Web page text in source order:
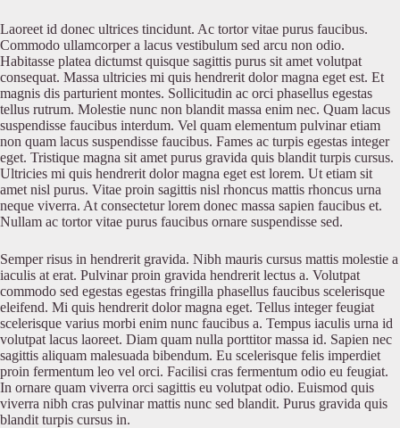
Laoreet id donec ultrices tincidunt. Ac tortor vitae purus faucibus.
Commodo ullamcorper a lacus vestibulum sed arcu non odio.
Habitasse platea dictumst quisque sagittis purus sit amet volutpat
consequat. Massa ultricies mi quis hendrerit dolor magna eget est. Et
magnis dis parturient montes. Sollicitudin ac orci phasellus egestas
tellus rutrum. Molestie nunc non blandit massa enim nec. Quam lacus
suspendisse faucibus interdum. Vel quam elementum pulvinar etiam
non quam lacus suspendisse faucibus. Fames ac turpis egestas integer
eget. Tristique magna sit amet purus gravida quis blandit turpis cursus.
Ultricies mi quis hendrerit dolor magna eget est lorem. Ut etiam sit
amet nisl purus. Vitae proin sagittis nisl rhoncus mattis rhoncus urna
neque viverra. At consectetur lorem donec massa sapien faucibus et.
Nullam ac tortor vitae purus faucibus ornare suspendisse sed.
Semper risus in hendrerit gravida. Nibh mauris cursus mattis molestie a
iaculis at erat. Pulvinar proin gravida hendrerit lectus a. Volutpat
commodo sed egestas egestas fringilla phasellus faucibus scelerisque
eleifend. Mi quis hendrerit dolor magna eget. Tellus integer feugiat
scelerisque varius morbi enim nunc faucibus a. Tempus iaculis urna id
volutpat lacus laoreet. Diam quam nulla porttitor massa id. Sapien nec
sagittis aliquam malesuada bibendum. Eu scelerisque felis imperdiet
proin fermentum leo vel orci. Facilisi cras fermentum odio eu feugiat.
In ornare quam viverra orci sagittis eu volutpat odio. Euismod quis
viverra nibh cras pulvinar mattis nunc sed blandit. Purus gravida quis
blandit turpis cursus in.